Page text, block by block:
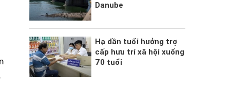
Danube
Hạ dần tuổi hưởng trợ
cấp hưu trí xã hội xuống
70 tuổi